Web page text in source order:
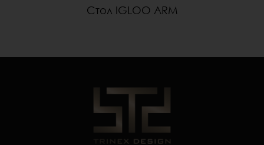
Стол IGLOO ARM